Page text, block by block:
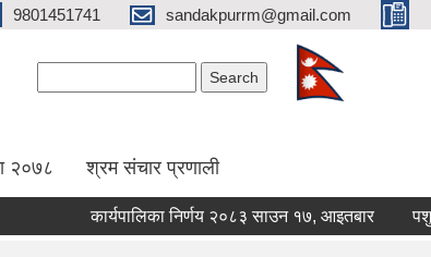
9801451741 sandakpurrm@gmail.com
२०७८ श्रम संचार प्रणाली
कार्यपालिका निर्णय २०८३ साउन १७, आइतबार